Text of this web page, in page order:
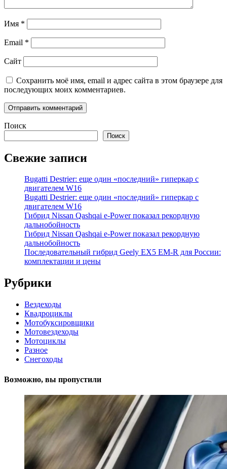
Имя *
Email *
Сайт
Сохранить моё имя, email и адрес сайта в этом браузере для
последующих моих комментариев.
Поиск
Поиск
Свежие записи
Bugatti Destrier: еще один «последний» гиперкар с
двигателем W16
Bugatti Destrier: еще один «последний» гиперкар с
двигателем W16
Гибрид Nissan Qashqai e-Power показал рекордную
дальнобойность
Гибрид Nissan Qashqai e-Power показал рекордную
дальнобойность
Последовательный гибрид Geely EX5 EM-R для России:
комплектации и цены
Рубрики
Вездеходы
Квадроциклы
Мотобуксировщики
Мотовездеходы
Мотоциклы
Разное
Снегоходы
Возможно, вы пропустили